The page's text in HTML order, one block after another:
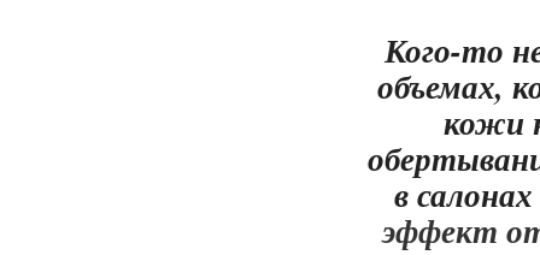
Кого-то
объемах,
кожи
в
эффект